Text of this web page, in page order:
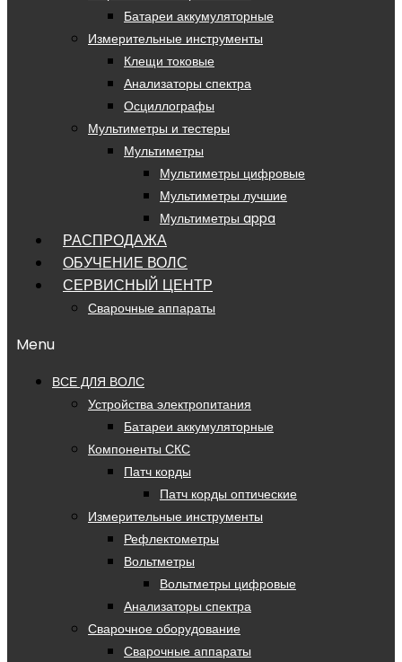
Батареи аккумуляторные
Измерительные инструменты
Клещи токовые
Анализаторы спектра
Осциллографы
Мультиметры и тестеры
Мультиметры
Мультиметры цифровые
Мультиметры лучшие
Мультиметры appa
РАСПРОДАЖА
ОБУЧЕНИЕ ВОЛС
СЕРВИСНЫЙ ЦЕНТР
Сварочные аппараты
Menu
ВСЕ ДЛЯ ВОЛС
Устройства электропитания
Батареи аккумуляторные
Компоненты СКС
Патч корды
Патч корды оптические
Измерительные инструменты
Рефлектометры
Вольтметры
Вольтметры цифровые
Анализаторы спектра
Сварочное оборудование
Сварочные аппараты